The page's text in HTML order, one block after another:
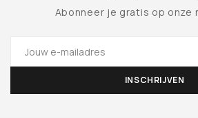
Abonneer je gratis op onze